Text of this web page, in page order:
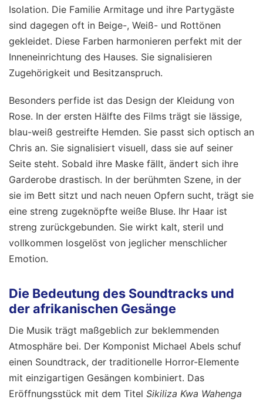
Isolation. Die Familie Armitage und ihre Partygäste
sind dagegen oft in Beige-, Weiß- und Rottönen
gekleidet. Diese Farben harmonieren perfekt mit der
Inneneinrichtung des Hauses. Sie signalisieren
Zugehörigkeit und Besitzanspruch.
Besonders perfide ist das Design der Kleidung von
Rose. In der ersten Hälfte des Films trägt sie lässige,
blau-weiß gestreifte Hemden. Sie passt sich optisch an
Chris an. Sie signalisiert visuell, dass sie auf seiner
Seite steht. Sobald ihre Maske fällt, ändert sich ihre
Garderobe drastisch. In der berühmten Szene, in der
sie im Bett sitzt und nach neuen Opfern sucht, trägt sie
eine streng zugeknöpfte weiße Bluse. Ihr Haar ist
streng zurückgebunden. Sie wirkt kalt, steril und
vollkommen losgelöst von jeglicher menschlicher
Emotion.
Die Bedeutung des Soundtracks und
der afrikanischen Gesänge
Die Musik trägt maßgeblich zur beklemmenden
Atmosphäre bei. Der Komponist Michael Abels schuf
einen Soundtrack, der traditionelle Horror-Elemente
mit einzigartigen Gesängen kombiniert. Das
Eröffnungsstück mit dem Titel Sikiliza Kwa Wahenga